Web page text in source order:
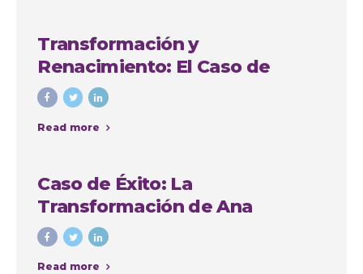
Transformación y
Renacimiento: El Caso de
Yadiris
Read more
Caso de Éxito: La
Transformación de Ana
Cristina Osorio Arango con
Colombia Plastic
Read more